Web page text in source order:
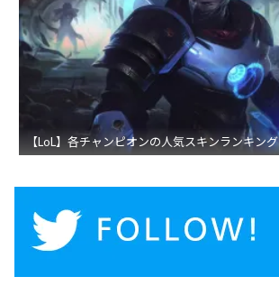
【LoL】各チャンピオンの人気スキンランキング